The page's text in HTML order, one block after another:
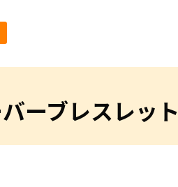
ーブレスレット